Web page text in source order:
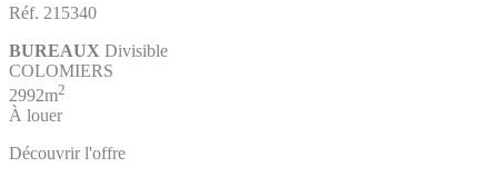
Réf. 215340
BUREAUX Divisible
COLOMIERS
2992m2
À louer
Découvrir l'offre